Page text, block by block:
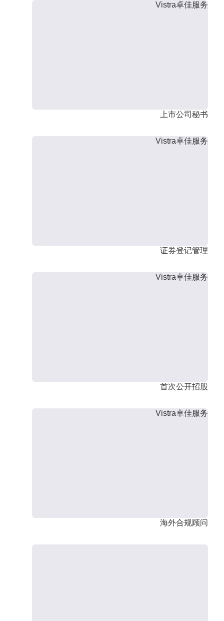
Vistra卓佳服务
上市公司秘书
Vistra卓佳服务
证券登记管理
Vistra卓佳服务
首次公开招股
Vistra卓佳服务
海外合规顾问